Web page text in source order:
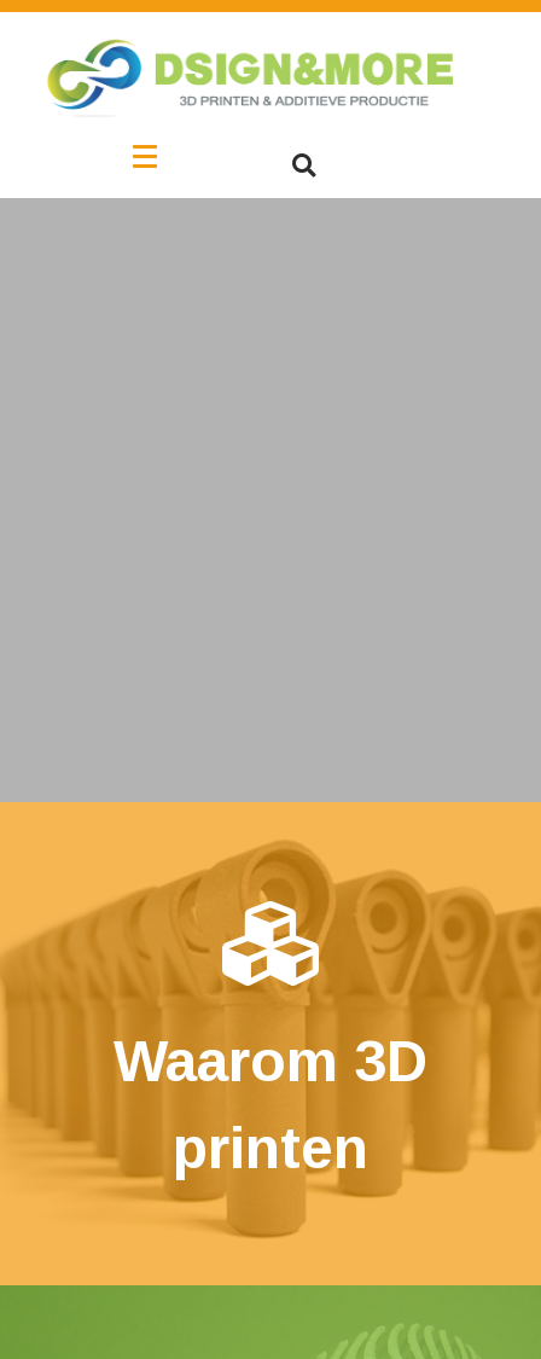
Waarom 3D
printen